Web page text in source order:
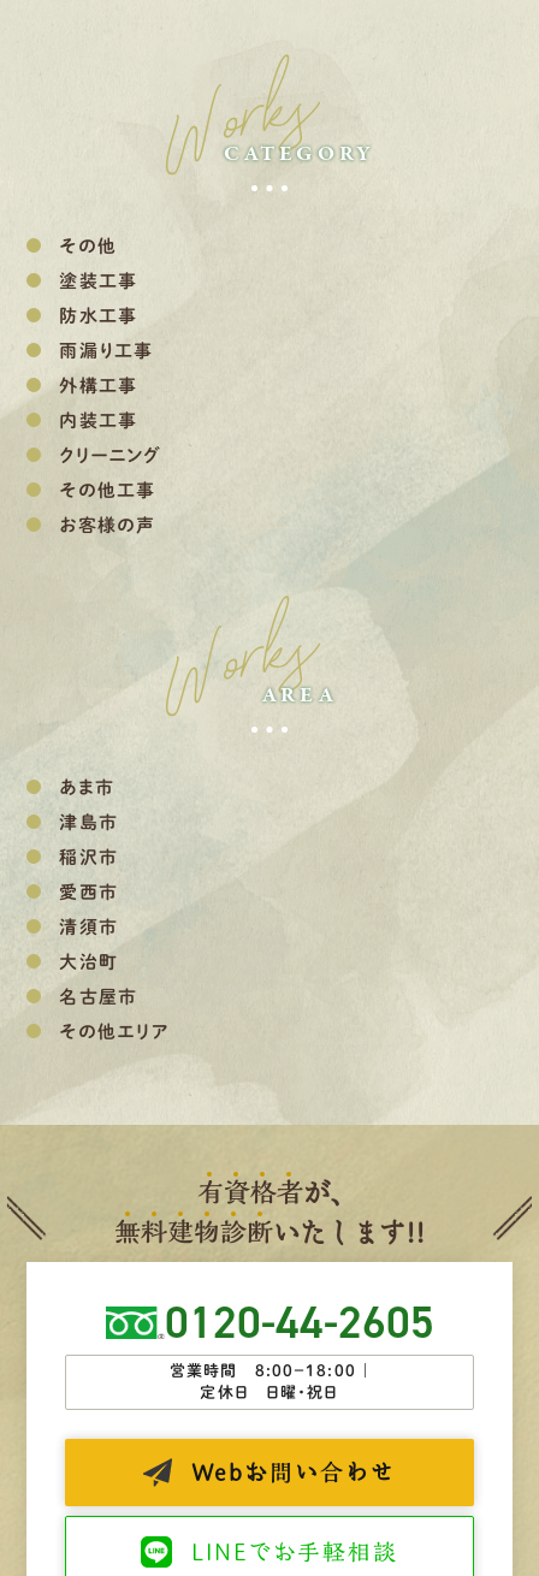
Works
CATEGORY
その他
塗装工事
防水工事
雨漏り工事
外構工事
内装工事
クリーニング
その他工事
お客様の声
Works
AREA
あま市
津島市
稲沢市
愛西市
清須市
大治町
名古屋市
その他エリア
有資格者が、
無料建物診断いたします!!
0120-44-2605
営業時間 8:00−18:00 ｜
定休日 日曜・祝日
Web お問い合わせ
LINEで お手軽相談